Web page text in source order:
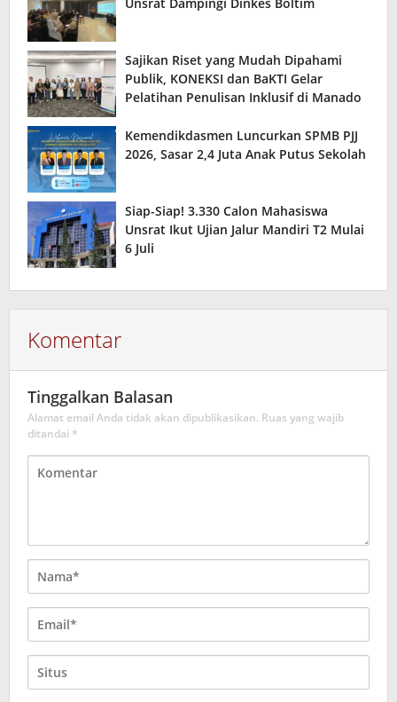
Sajikan Riset yang Mudah Dipahami
Publik, KONEKSI dan BaKTI Gelar
Pelatihan Penulisan Inklusif di Manado
Kemendikdasmen Luncurkan SPMB PJJ
2026, Sasar 2,4 Juta Anak Putus Sekolah
Siap-Siap! 3.330 Calon Mahasiswa
Unsrat Ikut Ujian Jalur Mandiri T2 Mulai
6 Juli
Komentar
Tinggalkan Balasan
Alamat email Anda tidak akan dipublikasikan. Ruas yang wajib
ditandai *